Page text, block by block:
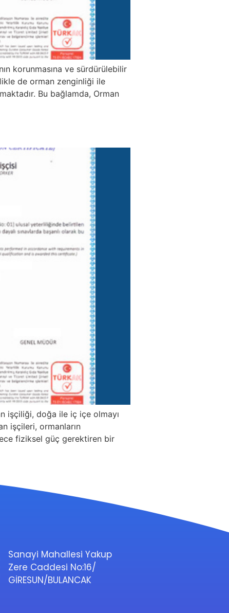
korunmasına ve sürdürülebilir
de orman zenginliği ile
Bu bağlamda, Orman
işçiliği, doğa ile iç içe olmayı
işçileri, ormanların
fiziksel güç gerektiren bir
Sanayi Mahallesi Yakup
Zere Caddesi No:16/
GİRESUN/BULANCAK